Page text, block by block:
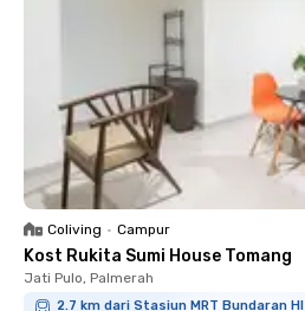
Coliving • Campur
Kost Rukita Sumi House Tomang
Jati Pulo, Palmerah
2.7 km dari Stasiun MRT Bundaran HI